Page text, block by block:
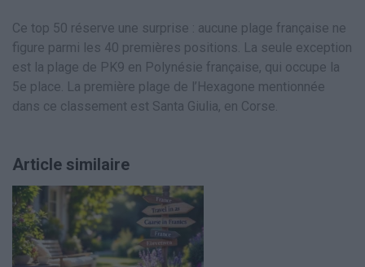
Ce top 50 réserve une surprise : aucune plage française ne
figure parmi les 40 premières positions. La seule exception
est la plage de PK9 en Polynésie française, qui occupe la
5e place. La première plage de l’Hexagone mentionnée
dans ce classement est Santa Giulia, en Corse.
Article similaire